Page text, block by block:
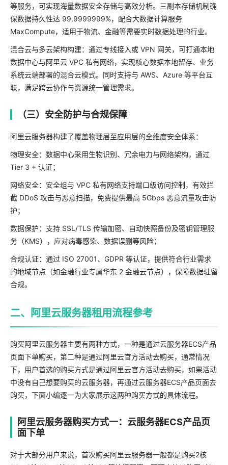
等服务，可实现海量数据安全存储与高效分析。三副本存储机制确
保数据持久性达 99.9999999%，配合大数据计算服务
MaxCompute，适用于物流、金融等需要实时数据处理的行业。
混合云与多云架构构建：通过专线接入或 VPN 网关，可打通本地
数据中心与阿里云 VPC 私有网络，实现核心数据本地留存、业务
系统云端部署的混合云模式。同时支持与 AWS、Azure 等平台互
联，满足跨云协作与资源统一管理需求。
（三）安全防护与合规保障
阿里云服务器构建了覆盖物理层至应用层的全维度安全体系：
物理安全：数据中心采用生物识别、冗余电力与网络架构，通过
Tier 3 + 认证；
网络安全：安全组与 VPC 私有网络支持端口级访问控制，有效拦
截 DDoS 攻击与恶意扫描，免费提供最高 5Gbps 恶意流量攻击防
护；
数据保护：支持 SSL/TLS 传输加密、自动快照备份及密钥管理服
务（KMS），应对病毒感染、数据误删等风险；
合规认证：通过 ISO 27001、GDPR 等认证，提供符合行业需求
的地域节点（如金融行业专属华东 2 金融云节点），保障数据驻留
合规。
二、阿里云服务器租用流程参考
购买阿里云服务器主要有两种方式，一种是通过云服务器ECS产品
页面下单购买，第二种是通过阿里云官方活动去购买，通常情况
下，用户首选的购买方式是通过阿里云官方活动去购买，如果活动
中没有自己想要购买的云服务器，再通过云服务器ECS产品页面去
购买，下面小编逐一为大家展示这两种购买方式的具体流程。
阿里云服务器购买方式一：云服务器ECS产品页
面下单
对于大部分用户来说，首次购买阿里云服务器一般都是购买2核